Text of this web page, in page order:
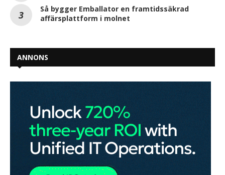
Så bygger Emballator en framtidssäkrad
affärsplattform i molnet
ANNONS